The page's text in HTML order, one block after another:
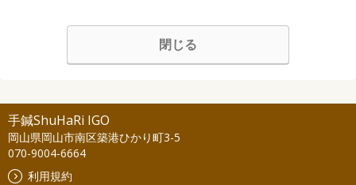
閉じる
手鍼ShuHaRi IGO
岡山県岡山市南区築港ひかり町3-5
070-9004-6664
利用規約